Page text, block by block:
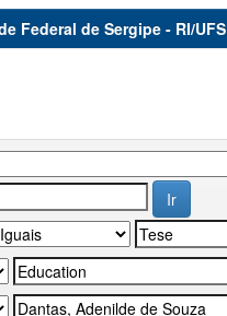
Federal de Sergipe - RI/UFS